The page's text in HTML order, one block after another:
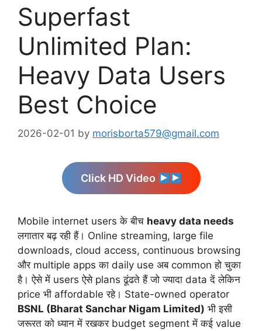
Superfast
Unlimited Plan:
Heavy Data Users
Best Choice
2026-02-01 by morisborta579@gmail.com
Click HD Video
Mobile internet users के बीच heavy data needs
लगातार बढ़ रही हैं। Online streaming, large file
downloads, cloud access, continuous browsing
और multiple apps का daily use अब common हो चुका
है। ऐसे में users ऐसे plans ढूंढते हैं जो ज्यादा data दें लेकिन
price भी affordable रहे। State-owned operator
BSNL (Bharat Sanchar Nigam Limited) भी इसी
जरूरत को ध्यान में रखकर budget segment में कई value